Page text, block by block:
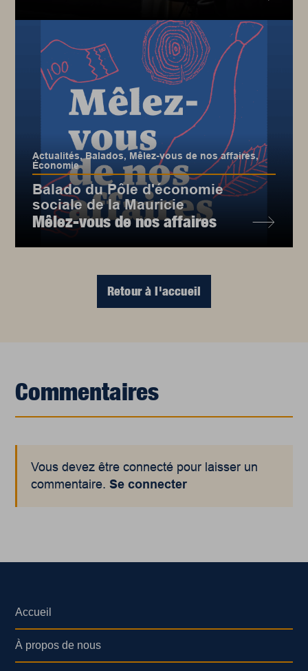
Actualités,Balados, Mêlez-vous de nos affaires,
Économie
Balado du Pôle d'économie
sociale de la Mauricie
Mêlez-vous de nos affaires
Retour à l'accueil
Commentaires
Vous devez être connecté pour laisser un
commentaire.Se connecter
Accueil
À propos de nous